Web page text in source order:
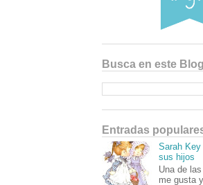
Busca en este Blog
Entradas
Sarah
sus hijos
Una de
me gusta